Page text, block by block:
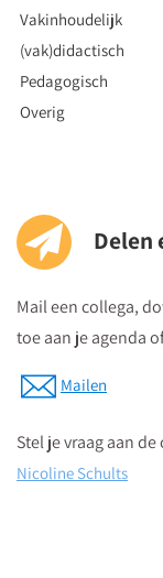
Vakinhoudelijk
(vak)didactisch
Pedagogisch
Overig
Delen
Mail een collega,
toe aan je agenda
Mailen
Stel je vraag aan
Nicoline Schults